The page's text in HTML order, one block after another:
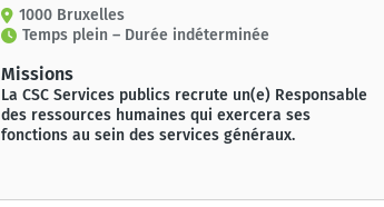
1000 Bruxelles
Temps plein – Durée indéterminée
Missions
La CSC Services publics recrute un(e) Responsable
des ressources humaines qui exercera ses
fonctions au sein des services généraux.